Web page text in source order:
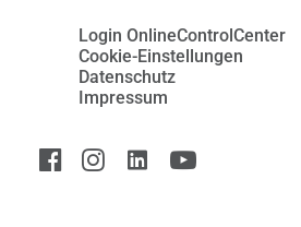
Login OnlineControlCenter
Cookie-Einstellungen
Datenschutz
Impressum